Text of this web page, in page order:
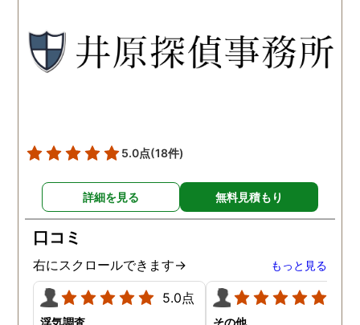
と思います。思い切ってお
願いして良かったです。 こ
の度はありがとうございま
とうございました。
5.0点(18件)
詳細を見る 無料見積もり
口コミ
右にスクロールできます→ もっと見る
5.0点
浮気調査 その他